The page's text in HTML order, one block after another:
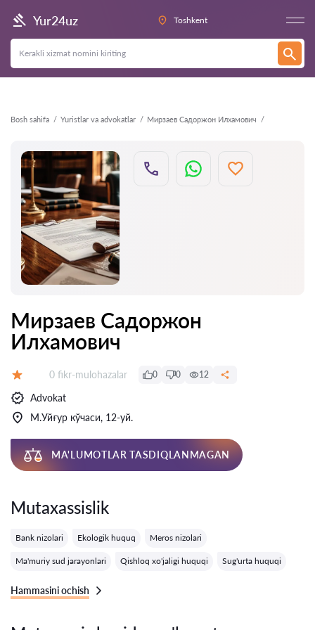
Yur24uz Toshkent
Bosh sahifa Yuristlar va advokatlar Мирзаев Садоржон Илхамович
Orqaga
Мирзаев Садоржон
Илхамович
Fikrlar:
0 fikr-mulohazalar 0 0 12
Advokat
М.Уйғур кўчаси, 12-уй.
MA'LUMOTLAR TASDIQLANMAGAN
Mutaxassislik
Bank nizolari Ekologik huquq Meros nizolari
Ma'muriy sud jarayonlari Qishloq xo'jaligi huquqi Sug'urta huquqi
Hammasini ochish